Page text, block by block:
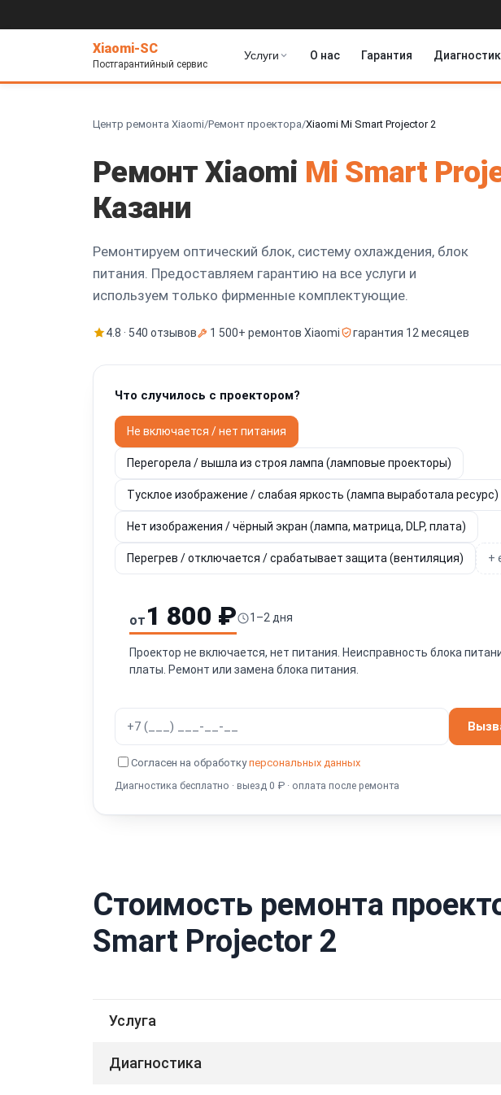
Xiaomi-SC
Постгарантийный сервис
Услуги О нас Гарантия
Центр ремонта Xiaomi/Ремонт проектора/Xiaomi Mi Smart Projector 2
Ремонт Xiaomi Mi Smart
Казани
Ремонтируем оптический блок, систему охлаждения, блок
питания. Предоставляем гарантию на все услуги и
используем только фирменные комплектующие.
4.8 · 540 отзывов 1 500+ ремонтов Xiaomi гарантия 12 месяцев
Что случилось с проектором?
Не включается / нет питания
Перегорела / вышла из строя лампа (ламповые проекторы)
Тусклое изображение / слабая яркость (лампа выработала ресурс)
Нет изображения / чёрный экран (лампа, матрица, DLP, плата)
Перегрев / отключается / срабатывает защита (вентиляция) +
от 1 800 ₽ 1–2 дня
Проектор не включается, нет питания. Неисправность блока
платы. Ремонт или замена блока питания.
Согласен на обработкуперсональных данных
Диагностика бесплатно · выезд 0 ₽ · оплата после ремонта
Стоимость ремонта
Smart Projector 2
Услуга
Диагностика